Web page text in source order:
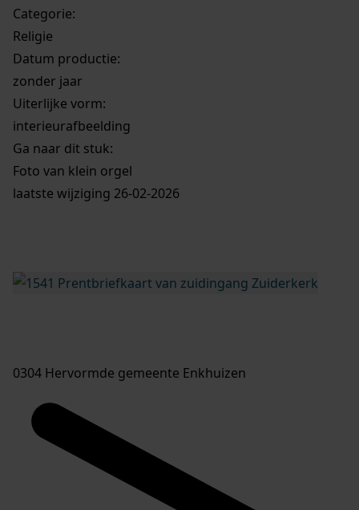
Categorie:
Religie
Datum productie:
zonder jaar
Uiterlijke vorm:
interieurafbeelding
Ga naar dit stuk:
Foto van klein orgel
laatste wijziging 26-02-2026
0304 Hervormde gemeente Enkhuizen